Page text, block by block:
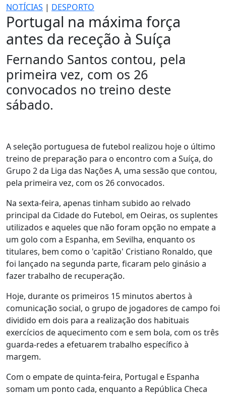
NOTÍCIAS | DESPORTO
Portugal na máxima força
antes da receção à Suíça
Fernando Santos contou, pela
primeira vez, com os 26
convocados no treino deste
sábado.
A seleção portuguesa de futebol realizou hoje o último
treino de preparação para o encontro com a Suíça, do
Grupo 2 da Liga das Nações A, uma sessão que contou,
pela primeira vez, com os 26 convocados.
Na sexta-feira, apenas tinham subido ao relvado
principal da Cidade do Futebol, em Oeiras, os suplentes
utilizados e aqueles que não foram opção no empate a
um golo com a Espanha, em Sevilha, enquanto os
titulares, bem como o 'capitão' Cristiano Ronaldo, que
foi lançado na segunda parte, ficaram pelo ginásio a
fazer trabalho de recuperação.
Hoje, durante os primeiros 15 minutos abertos à
comunicação social, o grupo de jogadores de campo foi
dividido em dois para a realização dos habituais
exercícios de aquecimento com e sem bola, com os três
guarda-redes a efetuarem trabalho específico à
margem.
Com o empate de quinta-feira, Portugal e Espanha
somam um ponto cada, enquanto a República Checa